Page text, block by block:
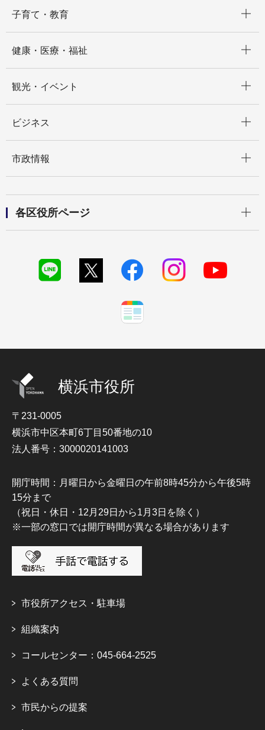
子育て・教育
健康・医療・福祉
観光・イベント
ビジネス
市政情報
各区役所ページ
横浜市役所
〒231-0005
横浜市中区本町6丁目50番地の10
法人番号：3000020141003
開庁時間：月曜日から金曜日の午前8時45分から午後5時
15分まで
（祝日・休日・12月29日から1月3日を除く）
※一部の窓口では開庁時間が異なる場合があります
市役所アクセス・駐車場
組織案内
コールセンター：045-664-2525
よくある質問
市民からの提案